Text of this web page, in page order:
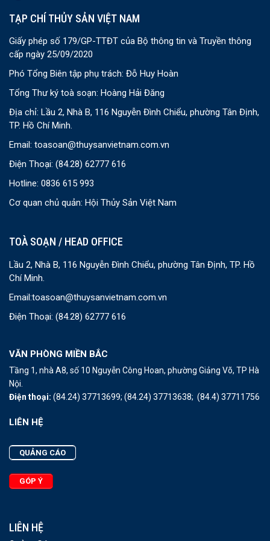
TẠP CHÍ THỦY SẢN VIỆT NAM
Giấy phép số 179/GP-TTĐT của Bộ thông tin và Truyền thông
cấp ngày 25/09/2020
Phó Tổng Biên tập phụ trách: Đỗ Huy Hoàn
Tổng Thư ký toà soạn: Hoàng Hải Đăng
Địa chỉ: Lầu 2, Nhà B, 116 Nguyễn Đình Chiểu, phường Tân Định,
TP. Hồ Chí Minh.
Email: toasoan@thuysanvietnam.com.vn
Điện Thoại: (84.28) 62777 616
Hotline: 0836 615 993
Cơ quan chủ quản: Hội Thủy Sản Việt Nam
TOÀ SOẠN / HEAD OFFICE
Lầu 2, Nhà B, 116 Nguyễn Đình Chiểu, phường Tân Định, TP. Hồ
Chí Minh.
Email:toasoan@thuysanvietnam.com.vn
Điện Thoại: (84.28) 62777 616
VĂN PHÒNG MIỀN BẮC
Tầng 1, nhà A8, số 10 Nguyễn Công Hoan, phường Giảng Võ, TP Hà
Nội.
Điện thoại: (84.24) 37713699; (84.24) 37713638; (84.4) 37711756
LIÊN HỆ
QUẢNG CÁO
GÓP Ý
LIÊN HỆ